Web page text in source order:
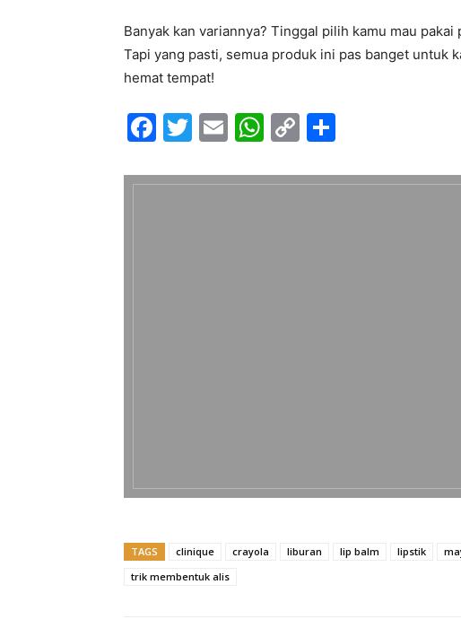
Banyak kan variannya? Tinggal pilih kamu mau
Tapi yang pasti, semua produk ini pas banget untuk
hemat tempat!
F
c
T
itt
E
ai
W
at
C
p ar
TAGS clinique crayola liburan lip balm lipstik
trik membentuk alis